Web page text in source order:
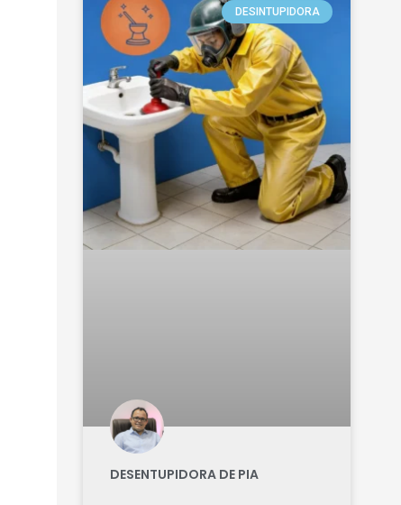
DESINTUPIDORA
DESENTUPIDORA DE PIA